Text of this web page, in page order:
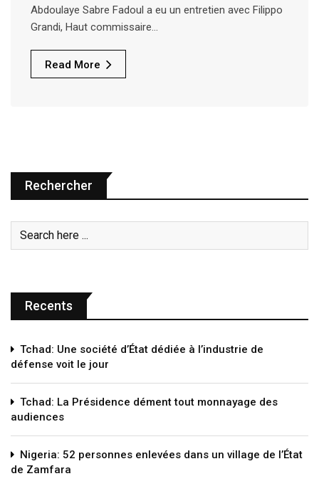
Abdoulaye Sabre Fadoul a eu un entretien avec Filippo
Grandi, Haut commissaire…
Read More
Rechercher
Recents
Tchad: Une société d’État dédiée à l’industrie de
défense voit le jour
Tchad: La Présidence dément tout monnayage des
audiences
Nigeria: 52 personnes enlevées dans un village de l’État
de Zamfara